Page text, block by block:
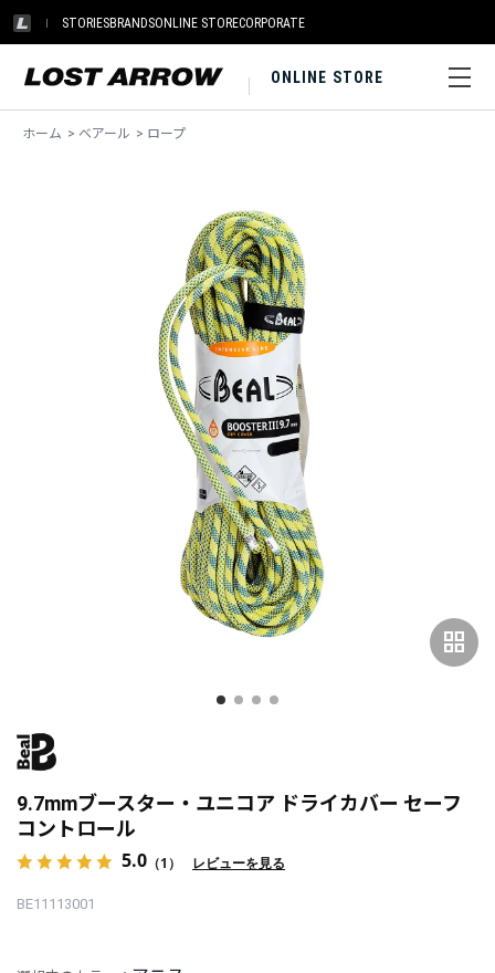
STORIESBRANDSONLINE STORECORPORATE
ONLINE STORE
ホーム > ベアール > ロープ
grid_view
9.7mmブースター・ユニコア ドライカバー セーフ
コントロール
5.0 （1） レビューを見る
BE11113001